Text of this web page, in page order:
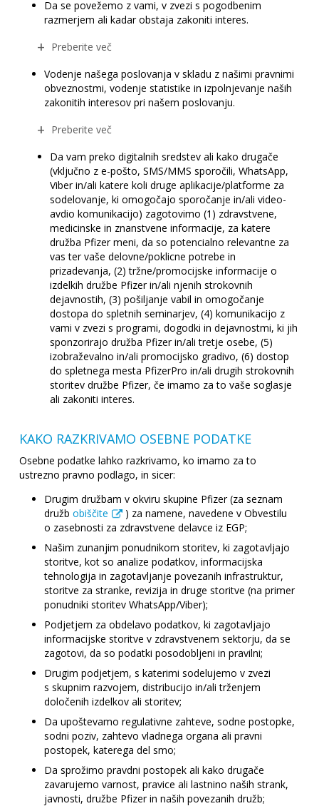
Da se povežemo z vami, v zvezi s pogodbenim
razmerjem ali kadar obstaja zakoniti interes.
Preberite več
Vodenje našega poslovanja v skladu z našimi pravnimi
obveznostmi, vodenje statistike in izpolnjevanje naših
zakonitih interesov pri našem poslovanju.
Preberite več
Da vam preko digitalnih sredstev ali kako drugače
(vključno z e-pošto, SMS/MMS sporočili, WhatsApp,
Viber in/ali katere koli druge aplikacije/platforme za
sodelovanje, ki omogočajo sporočanje in/ali video-
avdio komunikacijo) zagotovimo (1) zdravstvene,
medicinske in znanstvene informacije, za katere
družba Pfizer meni, da so potencialno relevantne za
vas ter vaše delovne/poklicne potrebe in
prizadevanja, (2) tržne/promocijske informacije o
izdelkih družbe Pfizer in/ali njenih strokovnih
dejavnostih, (3) pošiljanje vabil in omogočanje
dostopa do spletnih seminarjev, (4) komunikacijo z
vami v zvezi s programi, dogodki in dejavnostmi, ki jih
sponzorirajo družba Pfizer in/ali tretje osebe, (5)
izobraževalno in/ali promocijsko gradivo, (6) dostop
do spletnega mesta PfizerPro in/ali drugih strokovnih
storitev družbe Pfizer, če imamo za to vaše soglasje
ali zakoniti interes.
KAKO RAZKRIVAMO OSEBNE PODATKE
Osebne podatke lahko razkrivamo, ko imamo za to
ustrezno pravno podlago, in sicer:
Drugim družbam v okviru skupine Pfizer (za seznam
družbobiščite
) za namene, navedene v Obvestilu
o zasebnosti za zdravstvene delavce iz EGP;
Našim zunanjim ponudnikom storitev, ki zagotavljajo
storitve, kot so analize podatkov, informacijska
tehnologija in zagotavljanje povezanih infrastruktur,
storitve za stranke, revizija in druge storitve (na primer
ponudniki storitev WhatsApp/Viber);
Podjetjem za obdelavo podatkov, ki zagotavljajo
informacijske storitve v zdravstvenem sektorju, da se
zagotovi, da so podatki posodobljeni in pravilni;
Drugim podjetjem, s katerimi sodelujemo v zvezi
s skupnim razvojem, distribucijo in/ali trženjem
določenih izdelkov ali storitev;
Da upoštevamo regulativne zahteve, sodne postopke,
sodni poziv, zahtevo vladnega organa ali pravni
postopek, katerega del smo;
Da sprožimo pravdni postopek ali kako drugače
zavarujemo varnost, pravice ali lastnino naših strank,
javnosti, družbe Pfizer in naših povezanih družb;